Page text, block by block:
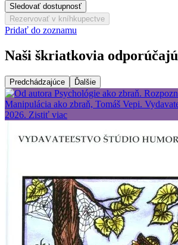
Sledovať dostupnosť
Rezervovať v kníhkupectve
Pridať do zoznamu
Naši škriatkovia odporúčajú
Predchádzajúce Ďalšie